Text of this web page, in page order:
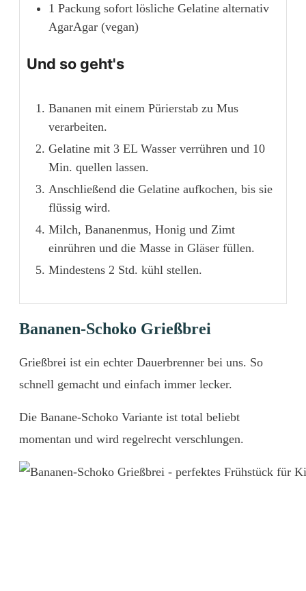
1 Packung sofort lösliche Gelatine alternativ
AgarAgar (vegan)
Und so geht's
Bananen mit einem Pürierstab zu Mus
verarbeiten.
Gelatine mit 3 EL Wasser verrühren und 10
Min. quellen lassen.
Anschließend die Gelatine aufkochen, bis sie
flüssig wird.
Milch, Bananenmus, Honig und Zimt
einrühren und die Masse in Gläser füllen.
Mindestens 2 Std. kühl stellen.
Bananen-Schoko Grießbrei
Grießbrei ist ein echter Dauerbrenner bei uns. So
schnell gemacht und einfach immer lecker.
Die Banane-Schoko Variante ist total beliebt
momentan und wird regelrecht verschlungen.